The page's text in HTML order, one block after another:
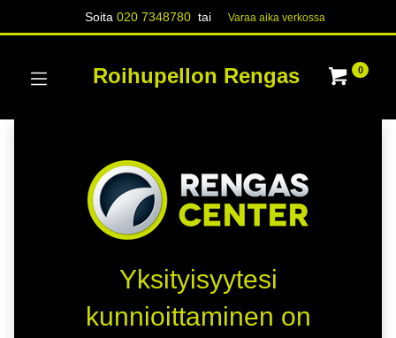
Soita020 7348780 tai Varaa aika verk​​​​ossa
Roihupellon Rengas 0
Yksityisyytesi
kunnioittaminen on